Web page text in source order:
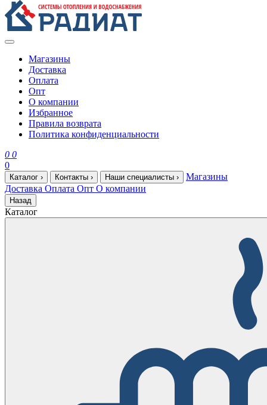
Магазины
Доставка
Оплата
Опт
О компании
Избранное
Правила возврата
Политика конфиденциальности
0 0
0
Каталог › Контакты › Наши специалисты ›
Магазины
Доставка Оплата Опт О компании
Назад
Каталог